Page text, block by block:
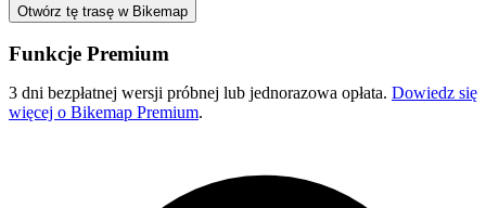
Otwórz tę trasę w Bikemap
Funkcje Premium
3 dni bezpłatnej wersji próbnej lub jednorazowa opłata. Dowiedz się
więcej o Bikemap Premium.